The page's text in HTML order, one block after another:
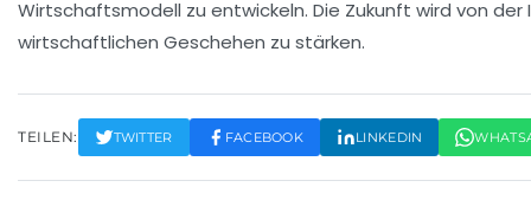
Wirtschaftsmodell zu entwickeln. Die Zukunft wird von
wirtschaftlichen Geschehen zu stärken.
TEILEN: TWITTER FACEBOOK LINKEDIN